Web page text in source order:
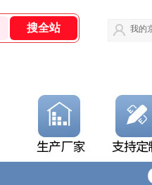
我的